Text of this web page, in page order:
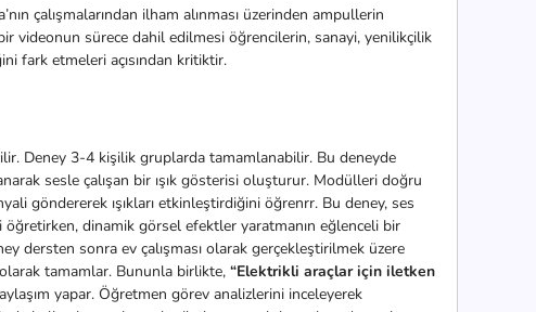
çalışmalarından ilham alınması üzerinden ampullerin
bir videonun sürece dahil edilmesi öğrencilerin, sanayi, yenilikçilik
fark etmeleri açısından kritiktir.
Deney 3-4 kişilik gruplarda tamamlanabilir. Bu deneyde
sesle çalışan bir ışık gösterisi oluşturur. Modülleri doğru
göndererek ışıkları etkinleştirdiğini öğrenrr. Bu deney, ses
öğretirken, dinamik görsel efektler yaratmanın eğlenceli bir
dersten sonra ev çalışması olarak gerçekleştirilmek üzere
tamamlar. Bununla birlikte, “Elektrikli araçlar için iletken
yapar. Öğretmen görev analizlerini inceleyerek